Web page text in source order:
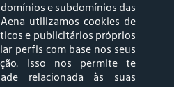
Política de
e subdomínios das
utilizamos cookies de
e publicitários próprios
perfis com base nos seus
Isso nos permite te
relacionada às suas